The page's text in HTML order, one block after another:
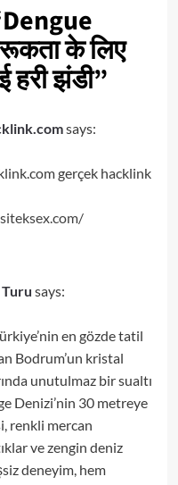
Dengue
के लिए
हरी झंडी”
says:
gerçek hacklink
says:
en gözde tatil
Bodrum’un kristal
unutulmaz bir sualtı
Denizi’nin 30 metreye
renkli mercan
ve zengin deniz
deneyim, hem